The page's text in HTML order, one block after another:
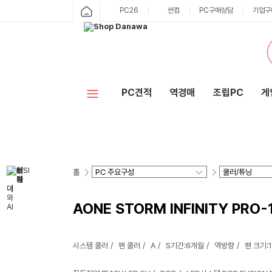
PC26 싼컴 PC구매상담 기업
PC견적 역경매 조립PC 게
홈
AONE STORM INFINITY
시스템 쿨러 팬 쿨러 A S기간:6개월 역방향 팬 크기